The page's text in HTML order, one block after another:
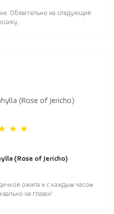
Обязательно на следующий
(Rose of Jericho)
ожила и с каждым часом
на глазах! ..